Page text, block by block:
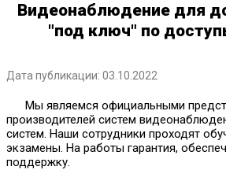
Видеонаблюдение для
"под ключ" по
Дата публикации: 03.10.2022
Мы являемся официальными
производителей систем
систем. Наши сотрудники проходят
экзамены. На работы гарантия,
поддержку.